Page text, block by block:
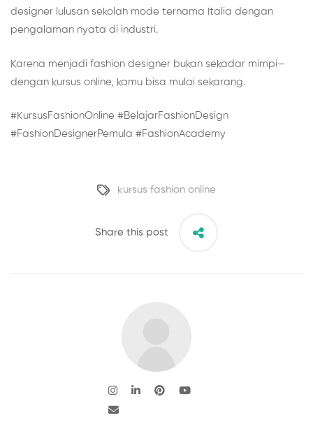
designer lulusan sekolah mode ternama Italia dengan
pengalaman nyata di industri.
Karena menjadi fashion designer bukan sekadar mimpi—
dengan kursus online, kamu bisa mulai sekarang.
#KursusFashionOnline #BelajarFashionDesign
#FashionDesignerPemula #FashionAcademy
kursus fashion online
Share this post